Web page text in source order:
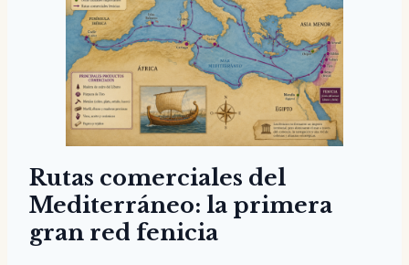
Rutas comerciales del
Mediterráneo: la primera
gran red fenicia